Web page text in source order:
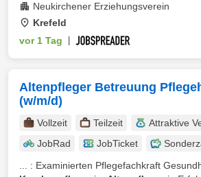
Neukirchener Erziehungsverein
Krefeld
vor 1 Tag
Altenpfleger Betreuung
(w/m/d)
Vollzeit Teilzeit
Attraktive
JobRad
JobTicket
... : Examinierten Pflegefachkraft